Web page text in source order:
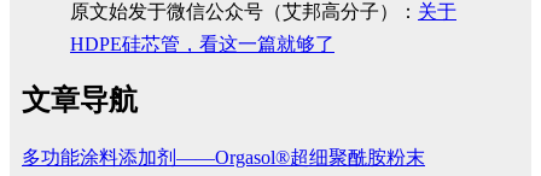
原文始发于微信公众号（艾邦高分子）： 关于
HDPE硅芯管，看这一篇就够了
文章导航
多功能涂料添加剂——Orgasol®超细聚酰胺粉末